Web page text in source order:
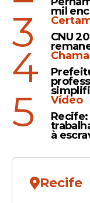
de prova
aplicada no
às 12h ou das
mil
3
CNU
4
5
Vídeo
à
Recife